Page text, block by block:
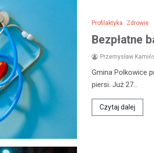
Profilaktyka Zdrowie
Bezpłatne
Przemysław
Gmina Polkowice
piersi. Już 27…
Czytaj dalej